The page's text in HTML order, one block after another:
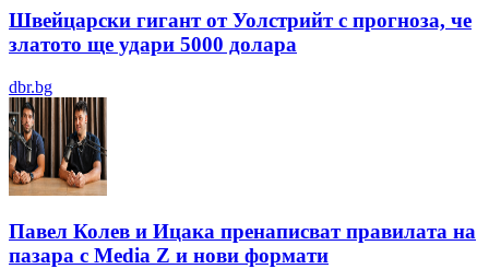
Швейцарски гигант от Уолстрийт с прогноза, че
златото ще удари 5000 долара
dbr.bg
Павел Колев и Ицака пренаписват правилата на
пазара с Media Z и нови формати